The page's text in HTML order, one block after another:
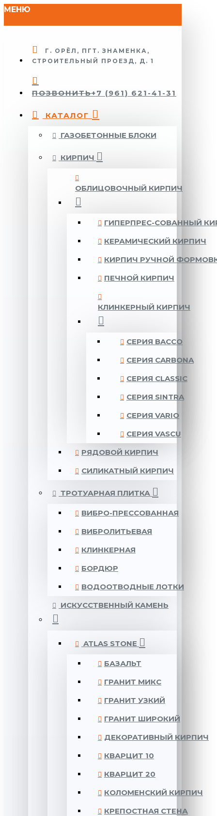
МЕНЮ
Г. ОРЁЛ, ПГТ. ЗНАМЕНКА,
СТРОИТЕЛЬНЫЙ ПРОЕЗД, Д. 1
ПОЗВОНИТЬ+7 (961) 621-41-31
КАТАЛОГ
ГАЗОБЕТОННЫЕ БЛОКИ
КИРПИЧ
ОБЛИЦОВОЧНЫЙ КИРПИЧ
ГИПЕРПРЕС-СОВАННЫЙ
КЕРАМИЧЕСКИЙ КИРПИЧ
КИРПИЧ РУЧНОЙ
ПЕЧНОЙ КИРПИЧ
КЛИНКЕРНЫЙ КИРПИЧ
CЕРИЯ BACCO
CЕРИЯ CARBONA
CЕРИЯ CLASSIC
CЕРИЯ SINTRA
CЕРИЯ VARIO
CЕРИЯ VASCU
РЯДОВОЙ КИРПИЧ
СИЛИКАТНЫЙ КИРПИЧ
ТРОТУАРНАЯ ПЛИТКА
ВИБРО-ПРЕССОВАННАЯ
ВИБРОЛИТЬЕВАЯ
КЛИНКЕРНАЯ
БОРДЮР
ВОДООТВОДНЫЕ ЛОТКИ
ИСКУССТВЕННЫЙ КАМЕНЬ
ATLAS STONE
БАЗАЛЬТ
ГРАНИТ МИКС
ГРАНИТ УЗКИЙ
ГРАНИТ ШИРОКИЙ
ДЕКОРАТИВНЫЙ КИРПИЧ
КВАРЦИТ 10
КВАРЦИТ 20
КОЛОМЕНСКИЙ КИРПИЧ
КРЕПОСТНАЯ СТЕНА